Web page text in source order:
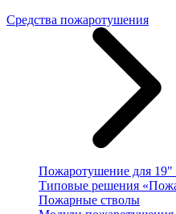
Средства пожаротушения
Пожаротушение для
Типовые решения
Пожарные стволы